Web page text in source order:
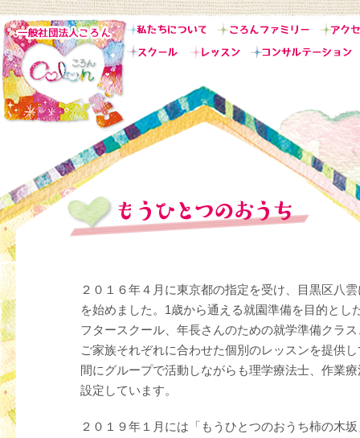
２０１６年４月に東京都の指定を受け、目黒区八
を始めました。1歳から通える就園準備を目的と
フタースクール、年長さんのための就学準備クラ
ご家族それぞれに合わせた個別のレッスンを提供
間にグループで活動しながらも理学療法士、作業
設定しています。
２０１９年１月には「もうひとつのおうち柿の木